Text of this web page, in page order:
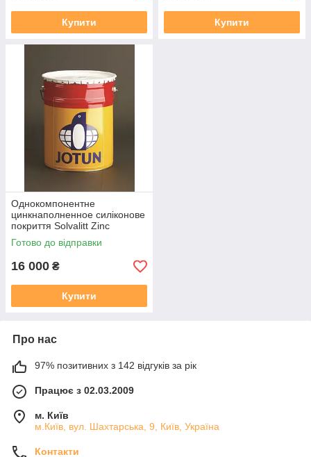
Купити Купити
Однокомпонентне
цинкнаполненное силіконове
покриття Solvalitt Zinc
Готово до відправки
16 000 ₴
Купити
Про нас
97% позитивних з 142 відгуків за рік
Працює з 02.03.2009
м. Київ
м.Київ, вул. Шахтарська, 9, Київ, Україна
Контакти